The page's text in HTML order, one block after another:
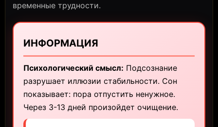
временные трудности.
ИНФОРМАЦИЯ
Психологический смысл: Подсознание
разрушает иллюзии стабильности. Сон
показывает: пора отпустить ненужное.
Через 3-13 дней произойдет очищение.